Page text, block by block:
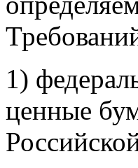
1)
ценные